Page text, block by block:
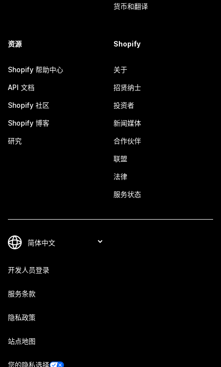
货币和翻译
资源
Shopify 帮助中心
API 文档
Shopify 社区
Shopify 博客
研究
Shopify
关于
招贤纳士
投资者
新闻媒体
合作伙伴
联盟
法律
服务状态
开发人员登录
服务条款
隐私政策
站点地图
您的隐私选择